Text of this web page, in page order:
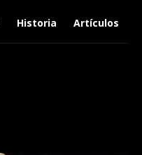
Historia Artículos